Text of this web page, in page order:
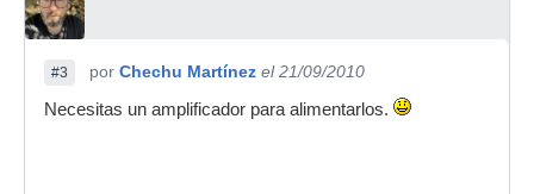
#3 por Chechu Martínez el 21/09/2010
Necesitas un amplificador para alimentarlos.